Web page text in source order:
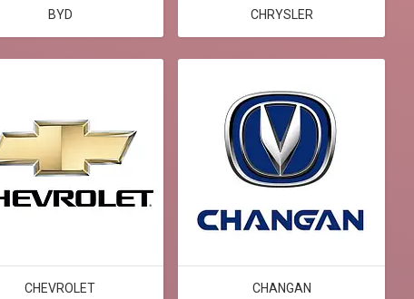
BYD CHRYSLER
CHEVROLET CHANGAN